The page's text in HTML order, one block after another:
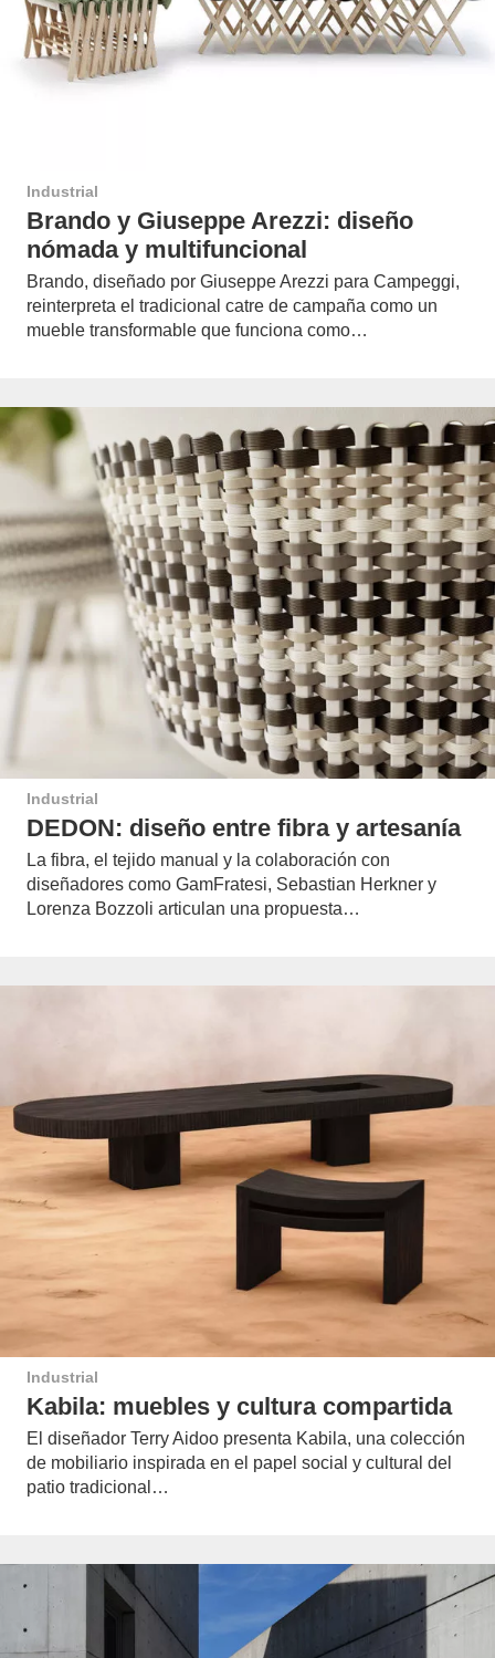
Industrial
Brando y Giuseppe Arezzi: diseño
nómada y multifuncional
Brando, diseñado por Giuseppe Arezzi para Campeggi,
reinterpreta el tradicional catre de campaña como un
mueble transformable que funciona como…
Industrial
DEDON: diseño entre fibra y artesanía
La fibra, el tejido manual y la colaboración con
diseñadores como GamFratesi, Sebastian Herkner y
Lorenza Bozzoli articulan una propuesta…
Industrial
Kabila: muebles y cultura compartida
El diseñador Terry Aidoo presenta Kabila, una colección
de mobiliario inspirada en el papel social y cultural del
patio tradicional…